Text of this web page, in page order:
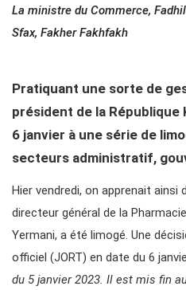
La ministre du Commerce,
Sfax, Fakher Fakhfakh
Pratiquant une sorte de
président de la République
6 janvier à une série de
secteurs administratif,
Hier vendredi, on apprenait ainsi
directeur général de la
Yermani, a été limogé. Une
officiel (JORT) en date du 6
du 5 janvier 2023. Il est mis fin